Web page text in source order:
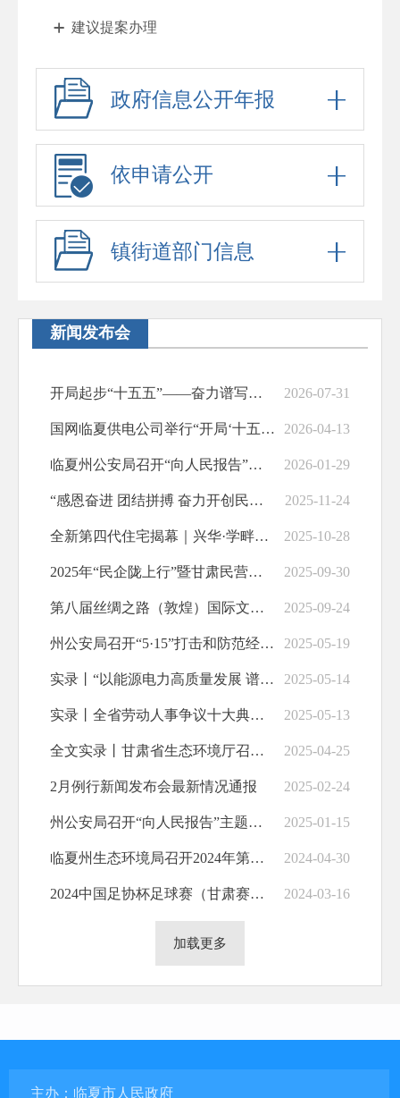
建议提案办理
征地与住房
财政与税收
惠民利企
乡村振兴
政府工作报告
治安管理
规划纲要
基层政务公开
回应关切
政府预算决算
放管服改革
应急预案
公共企事业信息公开
基层政务公开标准化规范化
政府信息公开年报
依申请公开
镇街道部门信息
新闻发布会
开局起步“十五五”——奋力谱写中国式现代化甘肃篇章主题系列新闻发布会（临夏专场） 2026-07-31
国网临夏供电公司举行“开局‘十五五’电网当先锋”新闻发布会 2026-04-13
临夏州公安局召开“向人民报告”新闻发布会 2026-01-29
“感恩奋进 团结拼搏 奋力开创民族地区高质量发展新局面”新闻发布会 2025-11-24
全新第四代住宅揭幕｜兴华·学畔尚城产品发布会暨样板间开放 临夏市迈入“空中庭院”森居时代 2025-10-28
2025年“民企陇上行”暨甘肃民营企业100强发布会举行 2025-09-30
第八届丝绸之路（敦煌）国际文化博览会和2025敦煌论坛成果通报新闻发布会举行 2025-09-24
州公安局召开“5·15”打击和防范经济犯罪宣传日新闻发布会 2025-05-19
实录丨“以能源电力高质量发展 谱写中国式现代化甘肃实践新篇章”新闻发布会 2025-05-14
实录丨全省劳动人事争议十大典型案例新闻发布会 2025-05-13
全文实录丨甘肃省生态环境厅召开2025年第4次新闻发布会 2025-04-25
2月例行新闻发布会最新情况通报 2025-02-24
州公安局召开“向人民报告”主题新闻发布会 2025-01-15
临夏州生态环境局召开2024年第一次新闻发布会 2024-04-30
2024中国足协杯足球赛（甘肃赛区）甘南九二联队与福州长乐金刚腿队赛前新闻发布会在临夏市举行 2024-03-16
加载更多
主办：临夏市人民政府